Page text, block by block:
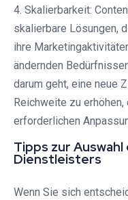
4. Skalierbarkeit:
skalierbare Lösungen,
ihre
ändernden
darum geht, eine neue
Reichweite zu
erforderlichen
Tipps zur
Dienstleisters
Wenn Sie sich